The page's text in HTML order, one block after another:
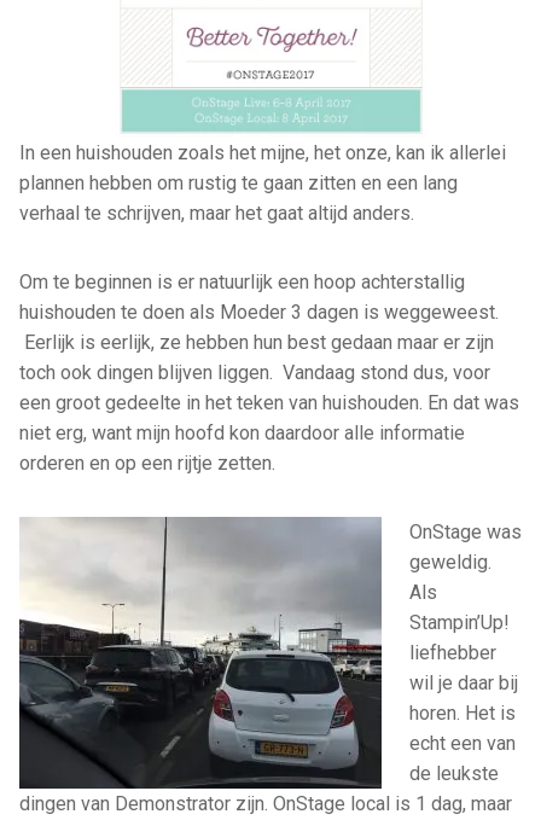
In een huishouden zoals het mijne, het onze, kan ik allerlei
plannen hebben om rustig te gaan zitten en een lang
verhaal te schrijven, maar het gaat altijd anders.
Om te beginnen is er natuurlijk een hoop achterstallig
huishouden te doen als Moeder 3 dagen is weggeweest.
Eerlijk is eerlijk, ze hebben hun best gedaan maar er zijn
toch ook dingen blijven liggen. Vandaag stond dus, voor
een groot gedeelte in het teken van huishouden. En dat was
niet erg, want mijn hoofd kon daardoor alle informatie
orderen en op een rijtje zetten.
OnStage was
geweldig.
Als
Stampin’Up!
liefhebber
wil je daar bij
horen. Het is
echt een van
de leukste
dingen van Demonstrator zijn. OnStage local is 1 dag, maar